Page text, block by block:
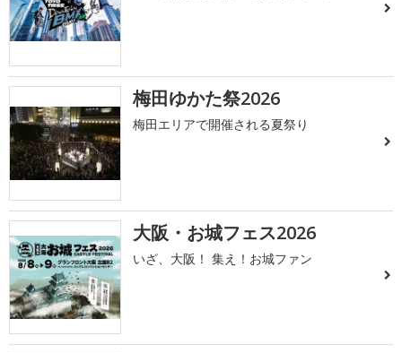
梅田ゆかた祭2026
梅田エリアで開催される夏祭り
大阪・お城フェス2026
いざ、大阪！ 集え！お城ファン